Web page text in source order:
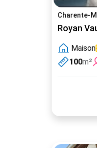
Charente-
Royan
Maison
100m²